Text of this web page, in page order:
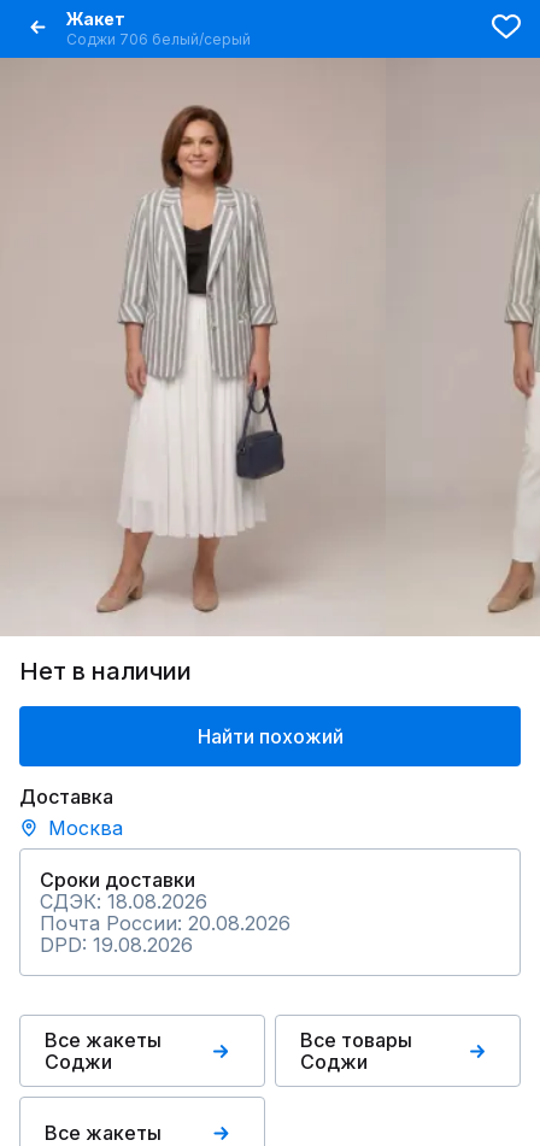
Жакет
Соджи 706 белый/серый
Нет в наличии
Найти похожий
Доставка
Москва
Сроки доставки
СДЭК: 18.08.2026
Почта России: 20.08.2026
DPD: 19.08.2026
Все жакеты
Соджи
Все товары
Соджи
Все жакеты